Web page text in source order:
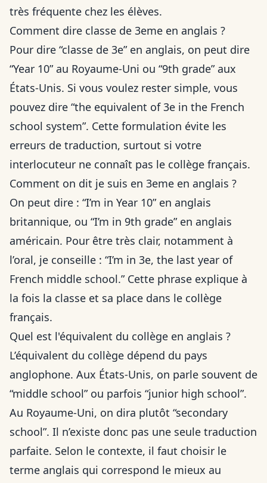
très fréquente chez les élèves.
Comment dire classe de 3eme en anglais ?
Pour dire “classe de 3e” en anglais, on peut dire
“Year 10” au Royaume-Uni ou “9th grade” aux
États-Unis. Si vous voulez rester simple, vous
pouvez dire “the equivalent of 3e in the French
school system”. Cette formulation évite les
erreurs de traduction, surtout si votre
interlocuteur ne connaît pas le collège français.
Comment on dit je suis en 3eme en anglais ?
On peut dire : “I’m in Year 10” en anglais
britannique, ou “I’m in 9th grade” en anglais
américain. Pour être très clair, notamment à
l’oral, je conseille : “I’m in 3e, the last year of
French middle school.” Cette phrase explique à
la fois la classe et sa place dans le collège
français.
Quel est l'équivalent du collège en anglais ?
L’équivalent du collège dépend du pays
anglophone. Aux États-Unis, on parle souvent de
“middle school” ou parfois “junior high school”.
Au Royaume-Uni, on dira plutôt “secondary
school”. Il n’existe donc pas une seule traduction
parfaite. Selon le contexte, il faut choisir le
terme anglais qui correspond le mieux au